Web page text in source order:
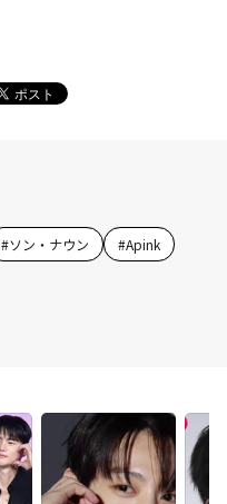
#ソン・ナウン #Apink